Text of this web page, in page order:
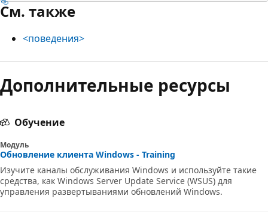
См. также
<поведения>
Режим
чтения
выключен
Дополнительные ресурсы
Обучение
Модуль
Обновление клиента Windows - Training
Изучите каналы обслуживания Windows и используйте такие
средства, как Windows Server Update Service (WSUS) для
управления развертываниями обновлений Windows.